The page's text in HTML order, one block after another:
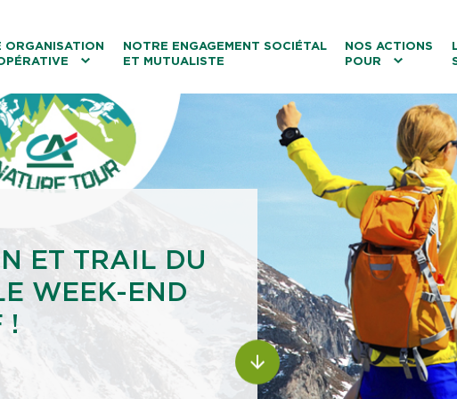
ORGANISATION
Locales
NOTRE ENGAGEMENT SOCIÉTAL
ET MUTUALISTE
NOS ACTIONS
POUR
Le tourisme
Les transitions
La biodiversité
Les associations
ET TRAIL DU
WEEK-END
!